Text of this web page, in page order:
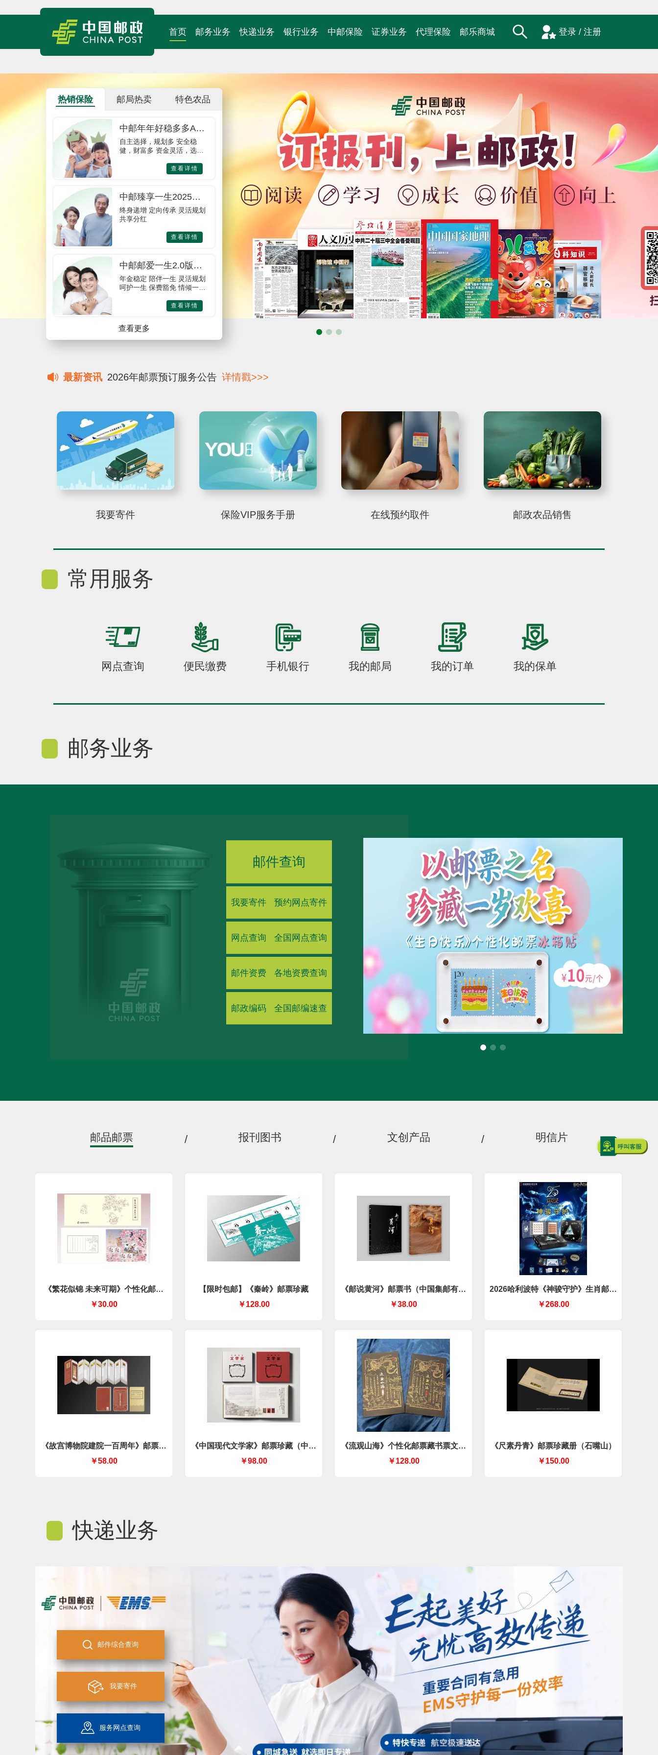
首页 邮务业务 快递业务 银行业务 中邮保险 证券业务 代理保险 邮乐商城 登录 / 注册
热销保险 邮局热卖 特色农品
中邮年年好稳多多A款
年金保险
自主选择，规划多 安全稳
健，财富多 资金灵活，选择
查看详情
中邮臻享一生2025终
身寿险（分红型）
终身递增 定向传承 灵活规划
共享分红
查看详情
中邮邮爱一生2.0版年
金保险
年金稳定 陪伴一生 灵活规划
呵护一生 保费豁免 情倾一生
查看详情
查看更多
最新资讯 2026年邮票预订服务公告 详情戳>>>
我要寄件 保险VIP服务手册 在线预约取件 邮政农品销售
常用服务
网点查询 便民缴费 手机银行 我的邮局 我的订单 我的保单
邮务业务
邮件查询
我要寄件 预约网点寄件
网点查询 全国网点查询
邮件资费 各地资费查询
邮政编码 全国邮编速查
邮品邮票 / 报刊图书 / 文创产品 / 明信片
《繁花似锦 未来可期》个性化邮折
（中国集邮有限公司）
￥30.00
【限时包邮】《秦岭》邮票珍藏
￥128.00
《邮说黄河》邮票书（中国集邮有限
公司）
￥38.00
2026哈利波特《神骏守护》生肖邮票
套装（中国集邮有限公司）
￥268.00
《故宫博物院建院一百周年》邮票集
戳风琴折（中国集邮有限公司）
￥58.00
《中国现代文学家》邮票珍藏（中国
集邮有限公司）
￥98.00
《流观山海》个性化邮票藏书票文创
套装
￥128.00
《尺素丹青》邮票珍藏册（石嘴山）
￥150.00
快递业务
邮件综合查询
我要寄件
服务网点查询